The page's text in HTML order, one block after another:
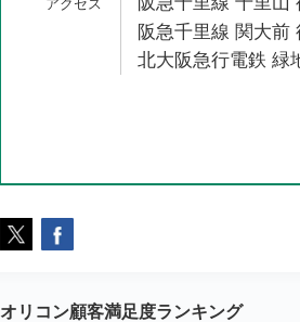
阪急千里線 関大前
北大阪急行電鉄 緑
オリコン顧客満足度ランキング